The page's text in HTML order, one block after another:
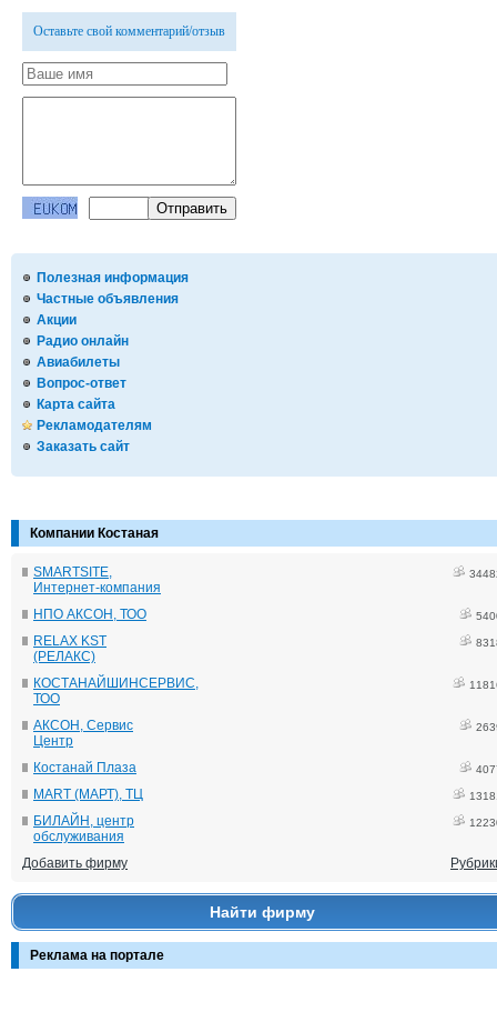
Полезная информация
Частные объявления
Акции
Радио онлайн
Авиабилеты
Вопрос-ответ
Карта сайта
Рекламодателям
Заказать сайт
Компании Костаная
SMARTSITE,
Интернет-компания
НПО АКСОН, ТОО
RELAX KST
(РЕЛАКС)
КОСТАНАЙШИНСЕРВИС,
ТОО
АКСОН, Сервис
Центр
Костанай Плаза
MART (МАРТ), ТЦ
БИЛАЙН, центр
обслуживания
Добавить фирму
Найти фирму
Реклама на портале
Оставьте свой комментарий/отзыв